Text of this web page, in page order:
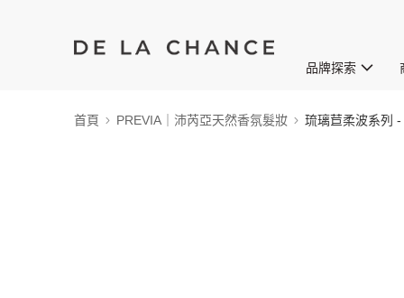
品牌探索
首頁 PREVIA｜沛芮亞天然香氛髮妝 琉璃苣柔波系列